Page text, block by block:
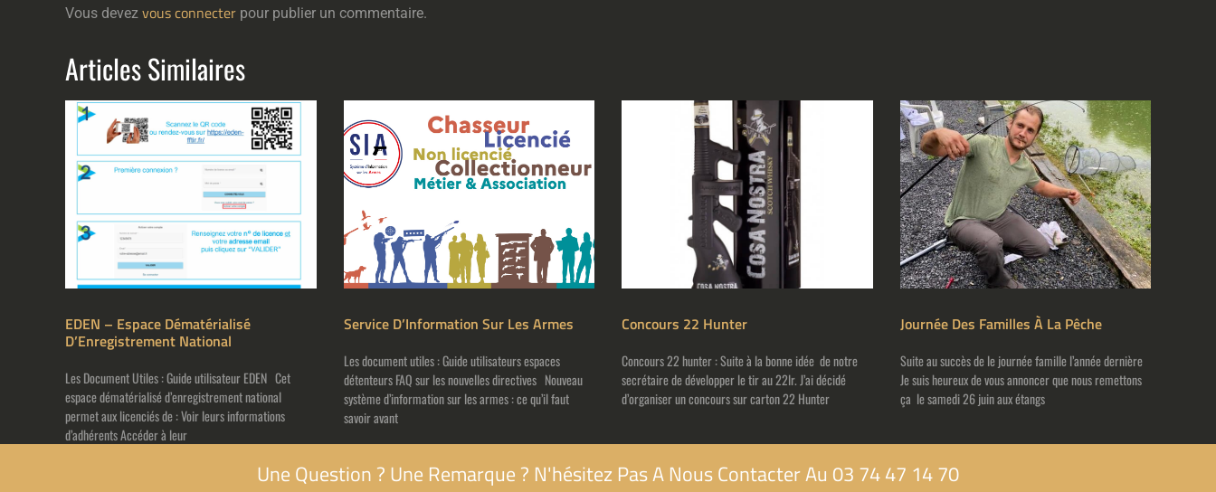
Vous devez vous connecter pour publier un commentaire.
Articles Similaires
EDEN – Espace Dématérialisé
D’Enregistrement National
Les Document Utiles : Guide utilisateur EDEN Cet
espace dématérialisé d’enregistrement national
permet aux licenciés de : Voir leurs informations
d’adhérents Accéder à leur
Service D’Information Sur Les Armes
Les document utiles : Guide utilisateurs espaces
détenteurs FAQ sur les nouvelles directives Nouveau
système d’information sur les armes : ce qu’il faut
savoir avant
Concours 22 Hunter
Concours 22 hunter : Suite à la bonne idée de notre
secrétaire de développer le tir au 22lr. J’ai décidé
d’organiser un concours sur carton 22 Hunter
Journée Des Familles À La Pêche
Suite au succès de le journée famille l’année dernière
Je suis heureux de vous annoncer que nous remettons
ça le samedi 26 juin aux étangs
Une Question ? Une Remarque ? N'hésitez Pas A Nous Contacter Au 03 74 47 14 70